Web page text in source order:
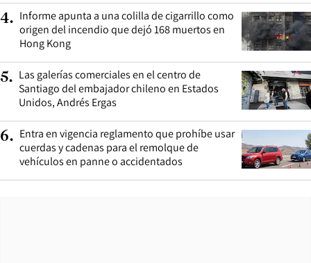
4. Informe apunta a una colilla de cigarrillo como
origen del incendio que dejó 168 muertos en
Hong Kong
5. Las galerías comerciales en el centro de
Santiago del embajador chileno en Estados
Unidos, Andrés Ergas
6. Entra en vigencia reglamento que prohíbe usar
cuerdas y cadenas para el remolque de
vehículos en panne o accidentados